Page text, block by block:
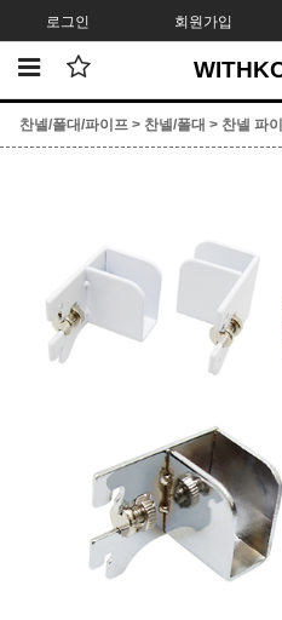
로그인 회원가입
찬넬/폴대/파이프 > 찬넬/폴대 > 찬넬 파